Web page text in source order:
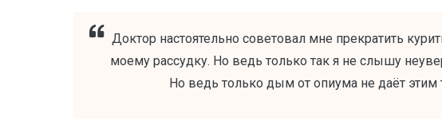
Доктор настоятельно советовал мне прекратить
моему рассудку. Но ведь только так я не слышу
Но ведь только дым от опиума не даёт этим